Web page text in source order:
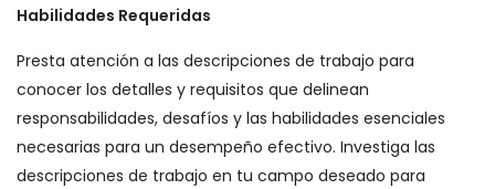
Habilidades Requeridas
Presta atención a las descripciones de trabajo para
conocer los detalles y requisitos que delinean
responsabilidades, desafíos y las habilidades esenciales
necesarias para un desempeño efectivo. Investiga las
descripciones de trabajo en tu campo deseado para